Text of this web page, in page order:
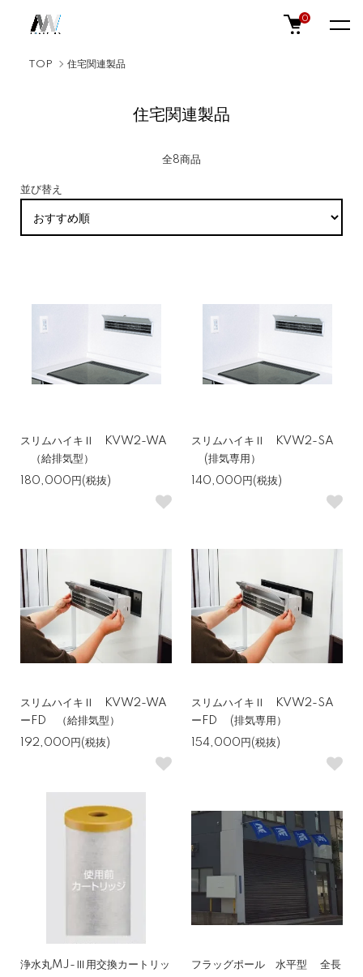
0
TOP 住宅関連製品
住宅関連製品
全8商品
並び替え
スリムハイキⅡ KVW2-WA
（給排気型）
180,000円(税抜)
スリムハイキⅡ KVW2-SA
(排気専用）
140,000円(税抜)
スリムハイキⅡ KVW2-WA
ーFD （給排気型）
192,000円(税抜)
スリムハイキⅡ KVW2-SA
ーFD (排気専用）
154,000円(税抜)
浄水丸MJ-Ⅲ用交換カートリッ
フラッグポール 水平型 全長